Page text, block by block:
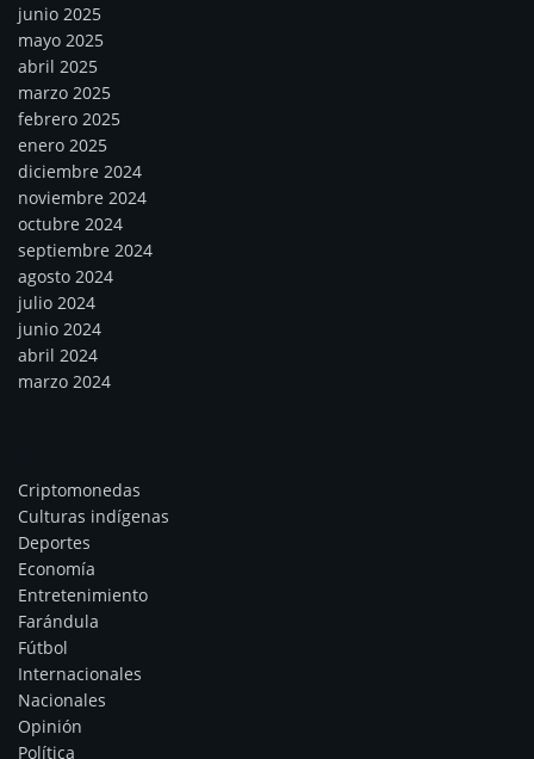
junio 2025
mayo 2025
abril 2025
marzo 2025
febrero 2025
enero 2025
diciembre 2024
noviembre 2024
octubre 2024
septiembre 2024
agosto 2024
julio 2024
junio 2024
abril 2024
marzo 2024
Criptomonedas
Culturas indígenas
Deportes
Economía
Entretenimiento
Farándula
Fútbol
Internacionales
Nacionales
Opinión
Política